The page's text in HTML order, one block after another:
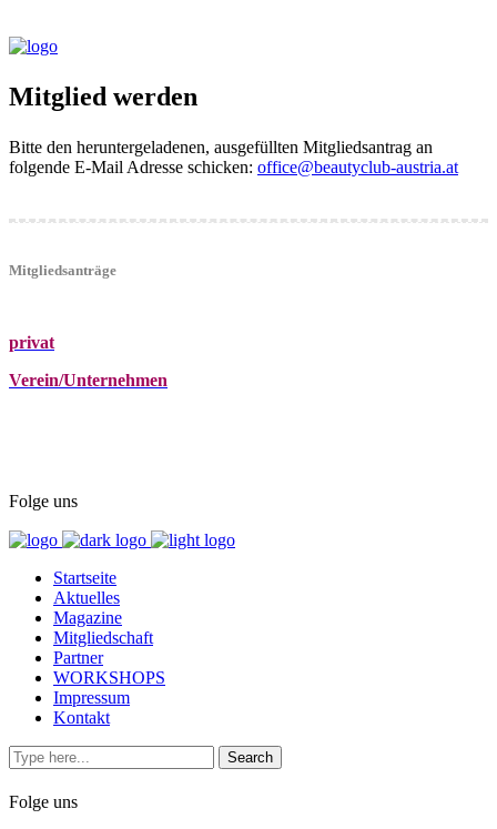
Mitglied werden
Bitte den heruntergeladenen, ausgefüllten Mitgliedsantrag an
folgende E-Mail Adresse schicken: office@beautyclub-austria.at
Mitgliedsanträge
privat
Verein/Unternehmen
Folge uns
Startseite
Aktuelles
Magazine
Mitgliedschaft
Partner
WORKSHOPS
Impressum
Kontakt
Folge uns